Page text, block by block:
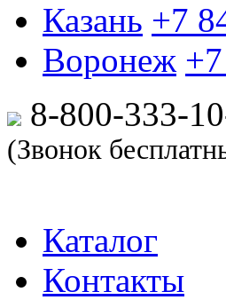
Казань +7
Воронеж
8-800-333-
(Звонок
Каталог
Контакты